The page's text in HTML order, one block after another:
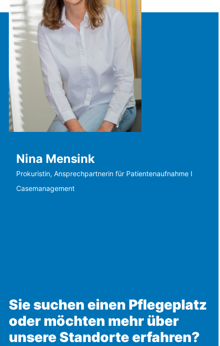
Nina Mensink
Prokuristin, Ansprechpartnerin für Patientenaufnahme I
Casemanagement
Sie suchen einen Pflegeplatz
oder möchten mehr über
unsere Standorte erfahren?